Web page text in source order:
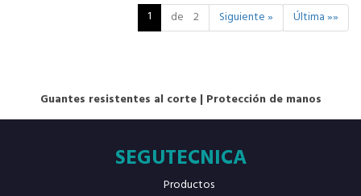
1 de 2 Siguiente » Última »»
Guantes resistentes al corte| Protección de manos
SEGUTECNICA
Productos